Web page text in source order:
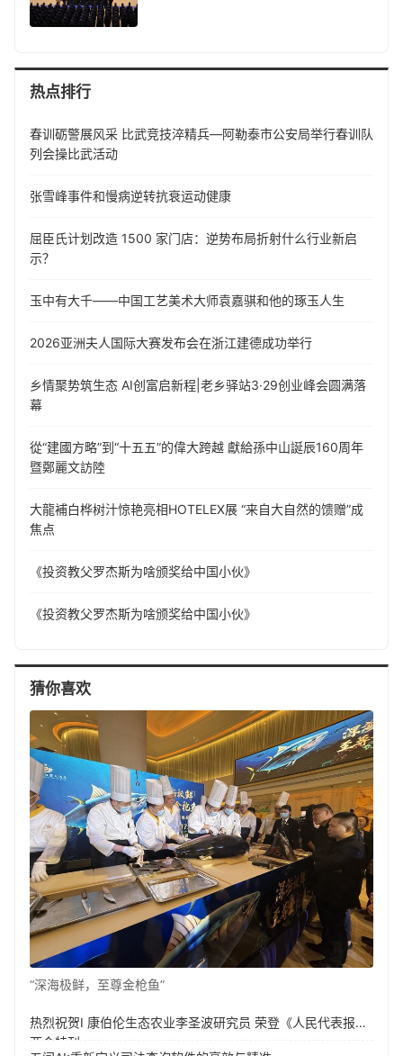
热点排行
春训砺警展风采 比武竞技淬精兵—阿勒泰市公安局举行春训队
列会操比武活动
张雪峰事件和慢病逆转抗衰运动健康
屈臣氏计划改造 1500 家门店：逆势布局折射什么行业新启
示？
玉中有大千——中国工艺美术大师袁嘉骐和他的琢玉人生
​2026亚洲夫人国际大赛发布会在浙江建德成功举行
乡情聚势筑生态 AI创富启新程|老乡驿站3·29创业峰会圆满落
幕
從“建國方略”到“十五五”的偉大跨越 獻給孫中山誕辰160周年
暨鄭麗文訪陸
大龍補白桦树汁惊艳亮相HOTELEX展 “来自大自然的馈赠”成
焦点
《投资教父罗杰斯为啥颁奖给中国小伙》
《投资教父罗杰斯为啥颁奖给中国小伙》
猜你喜欢
“深海极鲜，至尊金枪鱼”
热烈祝贺I 康伯伦生态农业李圣波研究员 荣登《人民代表报》
两会特刊